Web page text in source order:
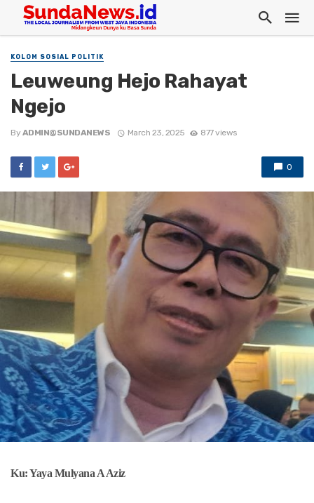
KOLOM SOSIAL POLITIK
Leuweung Hejo Rahayat
Ngejo
By ADMIN@SUNDANEWS March 23, 2025 877 views
0
Ku: Yaya Mulyana A Aziz